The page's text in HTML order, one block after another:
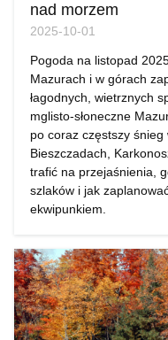
nad morzem
2025-10-01
Pogoda na listopad
Mazurach i w górach
łagodnych, wietrznych
mglisto-słoneczne
po coraz częstszy śnieg
Bieszczadach,
trafić na przejaśnienia,
szlaków i jak
ekwipunkiem.